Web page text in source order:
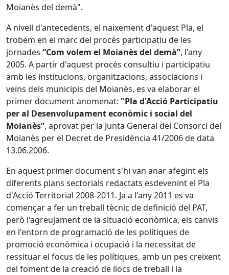
Moianès del demà".
A nivell d'antecedents, el naixement d'aquest Pla, el
trobem en el marc del procés participatiu de les
jornades “Com volem el Moianès del demà”, l'any
2005. A partir d'aquest procés consultiu i participatiu
amb les institucions, organitzacions, associacions i
veïns dels municipis del Moianès, es va elaborar el
primer document anomenat: "Pla d'Acció Participatiu
per al Desenvolupament econòmic i social del
Moianès”, aprovat per la Junta General del Consorci del
Moianès per el Decret de Presidència 41/2006 de data
13.06.2006.
En aquest primer document s'hi van anar afegint els
diferents plans sectorials redactats esdevenint el Pla
d'Acció Territorial 2008-2011. Ja a l'any 2011 es va
començar a fer un treball tècnic de definició del PAT,
però l'agreujament de la situació econòmica, els canvis
en l'entorn de programació de les polítiques de
promoció econòmica i ocupació i la necessitat de
ressituar el focus de les polítiques, amb un pes creixent
del foment de la creació de llocs de treball i la